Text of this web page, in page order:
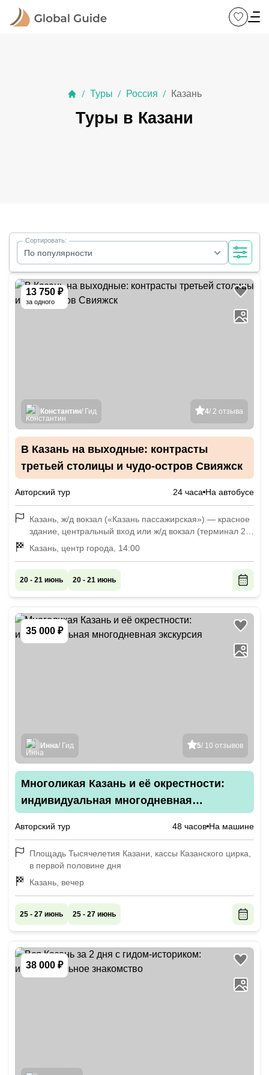
/ Туры / Россия / Казань
Туры в Казани
По популярности
Сортировать:
13 750 ₽
за одного
4/ 2 отзыва
Константин/ Гид
В Казань на выходные: контрасты
третьей столицы и чудо-остров Свияжск
Авторский тур 24 часа На автобусе
Казань, ж/д вокзал («Казань пассажирская») — красное
здание, центральный вход или ж/д вокзал (терминал 2
«Восстание») — центральный вход на вокзал, утром до
10:00 (точное время — по договорённости)
Казань, центр города, 14:00
20 - 21 июнь 20 - 21 июнь
35 000 ₽
5/ 10 отзывов
Инна/ Гид
Многоликая Казань и её окрестности:
индивидуальная многодневная
Авторский тур 48 часов На машине
Площадь Тысячелетия Казани, кассы Казанского цирка,
в первой половине дня
Казань, вечер
25 - 27 июнь 25 - 27 июнь
38 000 ₽